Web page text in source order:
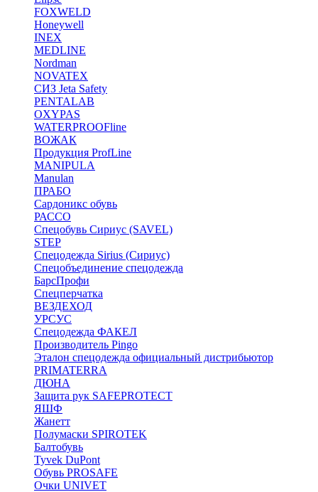
FOXWELD
Honeywell
INEX
MEDLINE
Nordman
NOVATEX
СИЗ Jeta Safety
PENTALAB
OXYPAS
WATERPROOFline
ВОЖАК
Продукция ProfLine
MANIPULA
Manulan
ПРАБО
Сардоникс обувь
РАССО
Спецобувь Сириус (SAVEL)
STEP
Спецодежда Sirius (Сириус)
Спецобъединение спецодежда
БарсПрофи
Спецперчатка
ВЕЗДЕХОД
УРСУС
Спецодежда ФАКЕЛ
Производитель Pingo
Эталон спецодежда официальный дистрибьютор
PRIMATERRA
ДЮНА
Защита рук SAFEPROTECT
ЯШФ
Жанетт
Полумаски SPIROTEK
Балтобувь
Tyvek DuPont
Обувь PROSAFE
Очки UNIVET